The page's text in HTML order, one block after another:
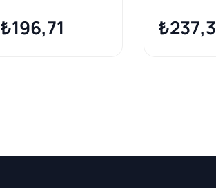
₺196,71
18 C117 13 >
19